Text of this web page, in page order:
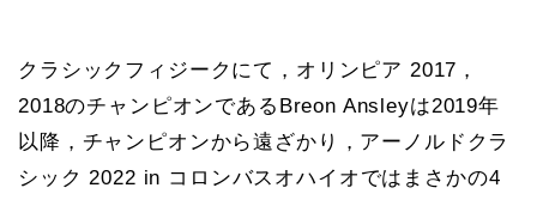
クラシックフィジークにて，オリンピア 2017，
2018のチャンピオンであるBreon Ansleyは2019年
以降，チャンピオンから遠ざかり，アーノルドクラ
シック 2022 in コロンバスオハイオではまさかの4